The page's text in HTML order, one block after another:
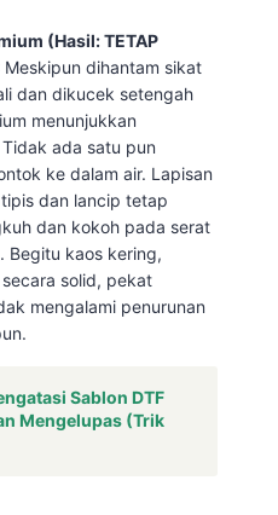
(Hasil: TETAP
Meskipun dihantam sikat
dan dikucek setengah
menunjukkan
ada satu pun
ke dalam air. Lapisan
dan lancip tetap
dan kokoh pada serat
Begitu kaos kering,
solid, pekat
mengalami penurunan
Sablon DTF
Mengelupas (Trik